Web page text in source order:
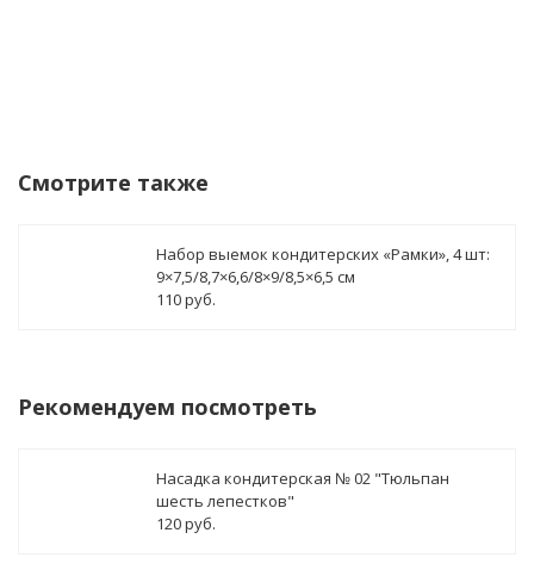
Смотрите также
Набор выемок кондитерских «Рамки», 4 шт:
9×7,5/8,7×6,6/8×9/8,5×6,5 см
110 руб.
Рекомендуем посмотреть
Насадка кондитерская № 02 "Тюльпан
шесть лепестков"
120 руб.